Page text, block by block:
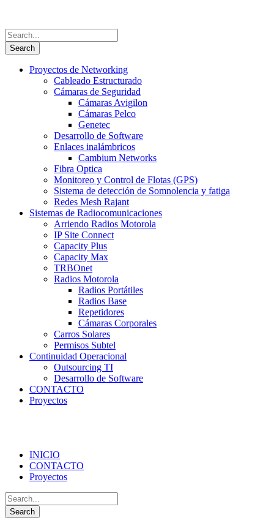
Proyectos de Networking
Cableado Estructurado
Cámaras de Seguridad
Cámaras Avigilon
Cámaras Pelco
Genetec
Desarrollo de Software
Enlaces inalámbricos
Cambium Networks
Fibra Optica
Monitoreo y Control de Flotas (GPS)
Sistema de detección de Somnolencia y fatiga
Redes Mesh Rajant
Sistemas de Radiocomunicaciones
Arriendo Radios Motorola
IP Site Connect
Capacity Plus
Capacity Max
TRBOnet
Radios Motorola
Radios Portátiles
Radios Base
Repetidores
Cámaras Corporales
Carros Solares
Permisos Subtel
Continuidad Operacional
Outsourcing TI
Desarrollo de Software
CONTACTO
Proyectos
INICIO
CONTACTO
Proyectos